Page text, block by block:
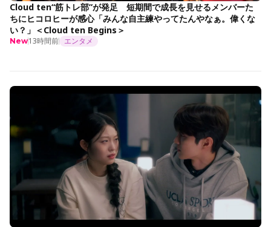
Cloud ten“筋トレ部”が発足 短期間で成長を見せるメンバーた
ちにヒコロヒーが感心「みんな自主練やってたんやなぁ。偉くな
い？」＜Cloud ten Begins＞
New13時間前 エンタメ